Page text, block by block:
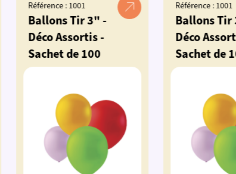
Référence : 1001
Ballons Tir 3" -
Déco Assortis -
Sachet de 100